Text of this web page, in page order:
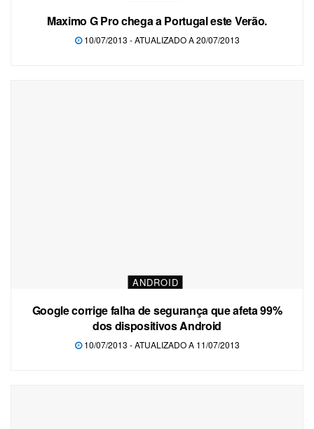
Maximo G Pro chega a Portugal este Verão.
10/07/2013 - ATUALIZADO A 20/07/2013
ANDROID
Google corrige falha de segurança que afeta 99%
dos dispositivos Android
10/07/2013 - ATUALIZADO A 11/07/2013